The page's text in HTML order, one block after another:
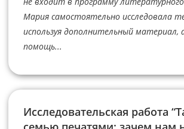
Мария самостоятельно исследовала
используя дополнительный материал,
помощь...
Исследовательская работа